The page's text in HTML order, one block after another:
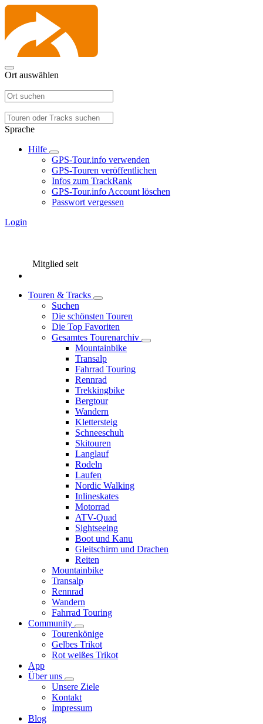
Ort auswählen
Sprache
Hilfe
GPS-Tour.info verwenden
GPS-Touren veröffentlichen
Infos zum TrackRank
GPS-Tour.info Account löschen
Passwort vergessen
Login
Mitglied seit
Touren & Tracks
Suchen
Die schönsten Touren
Die Top Favoriten
Gesamtes Tourenarchiv
Mountainbike
Transalp
Fahrrad Touring
Rennrad
Trekkingbike
Bergtour
Wandern
Klettersteig
Schneeschuh
Skitouren
Langlauf
Rodeln
Laufen
Nordic Walking
Inlineskates
Motorrad
ATV-Quad
Sightseeing
Boot und Kanu
Gleitschirm und Drachen
Reiten
Mountainbike
Transalp
Rennrad
Wandern
Fahrrad Touring
Community
Tourenkönige
Gelbes Trikot
Rot weißes Trikot
App
Über uns
Unsere Ziele
Kontakt
Impressum
Blog